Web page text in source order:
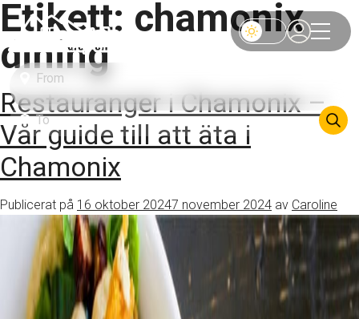
Etikett: chamonix
dining
Restauranger i Chamonix –
Vår guide till att äta i
Chamonix
Publicerat på 16 oktober 20247 november 2024 av Caroline